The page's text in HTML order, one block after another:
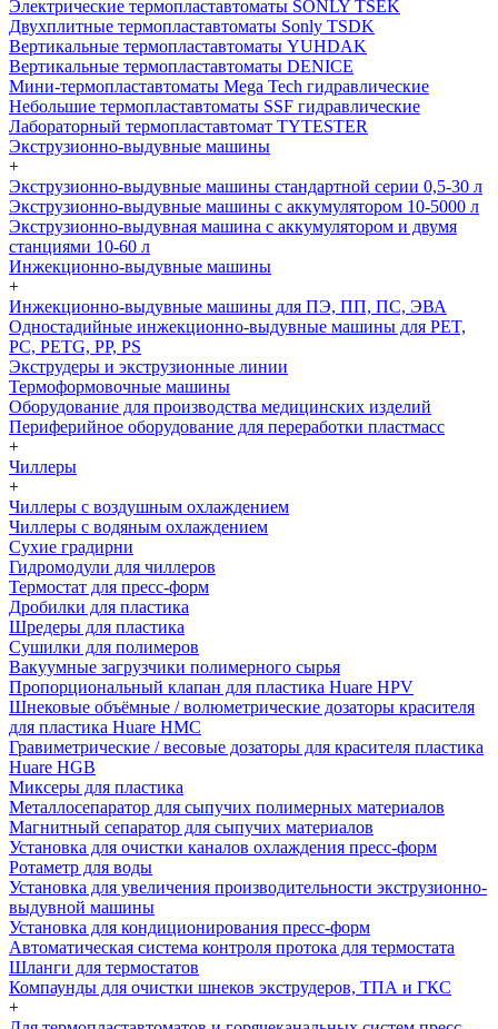
Электрические термопластавтоматы SONLY TSEK
Двухплитные термопластавтоматы Sonly TSDK
Вертикальные термопластавтоматы YUHDAK
Вертикальные термопластавтоматы DENICE
Мини-термопластавтоматы Mega Tech гидравлические
Небольшие термопластавтоматы SSF гидравлические
Лабораторный термопластавтомат TYTESTER
Экструзионно-выдувные машины
+
Экструзионно-выдувные машины стандартной серии 0,5-30 л
Экструзионно-выдувные машины с аккумулятором 10-5000 л
Экструзионно-выдувная машина с аккумулятором и двумя
станциями 10-60 л
Инжекционно-выдувные машины
+
Инжекционно-выдувные машины для ПЭ, ПП, ПС, ЭВА
Одностадийные инжекционно-выдувные машины для PET,
PC, PETG, PP, PS
Экструдеры и экструзионные линии
Термоформовочные машины
Оборудование для производства медицинских изделий
Периферийное оборудование для переработки пластмасс
+
Чиллеры
+
Чиллеры с воздушным охлаждением
Чиллеры с водяным охлаждением
Сухие градирни
Гидромодули для чиллеров
Термостат для пресс-форм
Дробилки для пластика
Шредеры для пластика
Сушилки для полимеров
Вакуумные загрузчики полимерного сырья
Пропорциональный клапан для пластика Huare HPV
Шнековые объёмные / волюметрические дозаторы красителя
для пластика Huare HMC
Гравиметрические / весовые дозаторы для красителя пластика
Huare HGB
Миксеры для пластика
Металлосепаратор для сыпучих полимерных материалов
Магнитный сепаратор для сыпучих материалов
Установка для очистки каналов охлаждения пресс-форм
Ротаметр для воды
Установка для увеличения производительности экструзионно-
выдувной машины
Установка для кондиционирования пресс-форм
Автоматическая система контроля протока для термостата
Шланги для термостатов
Компаунды для очистки шнеков экструдеров, ТПА и ГКС
+